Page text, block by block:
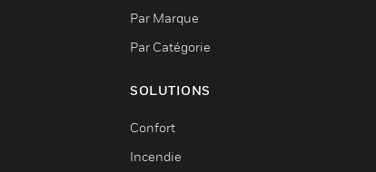
Par Marque
Par Catégorie
SOLUTIONS
Confort
Incendie